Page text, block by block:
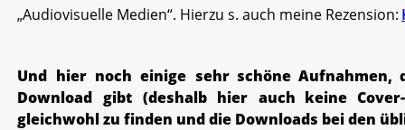
„Audiovisuelle Medien“. Hierzu s. auch meine Rezension:
Und hier noch einige sehr schöne Aufnahmen,
Download gibt (deshalb hier auch keine
gleichwohl zu finden und die Downloads bei den